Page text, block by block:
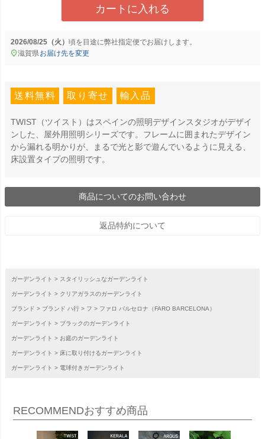
カートに入れる
2026/08/25（火） に弊社指定便でお届けします。
滋賀県 お届け先を変更
送料無料 取り寄せ 輸入品
TWIST（ツイスト）はスペインの照明デザインスタジオがデザイ
ンした、屋外用照明シリーズです。フレームに囲まれたデザイン
から漏れる明かりが、まるで光と影で遊んでいるように見える、
床設置タイプの照明です。
商品についてのお問い合わせ
返品特約について
ガーデンライト スタイリッシュなガーデンライト
ガーデンライト クリアガラスのガーデンライト
ブランド ブランド ハ行 フ ファロ バルセロナ（FARO BARCELONA）
ガーデンライト ブラックのガーデンライト
ガーデンライト お庭のガーデンライト
ガーデンライト 床に取り付けるガーデンライト
ガーデンライト 電球付きガーデンライト
RECOMMENDおすすめ商品